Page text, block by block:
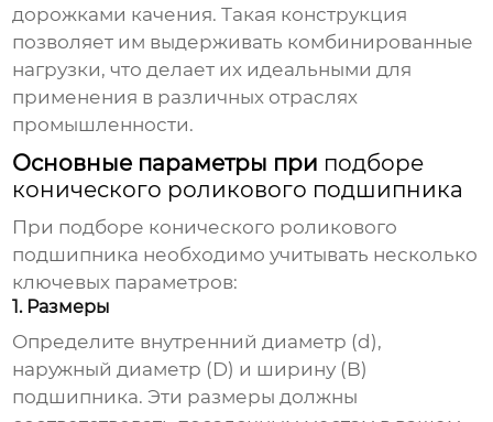
дорожками качения. Такая конструкция
позволяет им выдерживать комбинированные
нагрузки, что делает их идеальными для
применения в различных отраслях
промышленности.
Основные параметры при подборе
конического роликового подшипника
При подборе конического роликового
подшипника необходимо учитывать несколько
ключевых параметров:
1. Размеры
Определите внутренний диаметр (d),
наружный диаметр (D) и ширину (B)
подшипника. Эти размеры должны